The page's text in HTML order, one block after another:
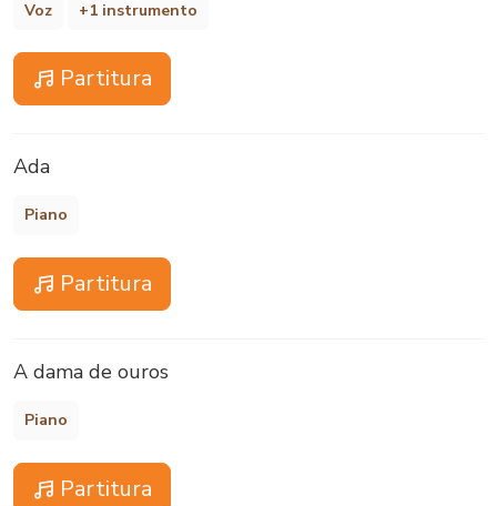
Voz +1 instrumento
Partitura
Ada
Piano
Partitura
A dama de ouros
Piano
Partitura